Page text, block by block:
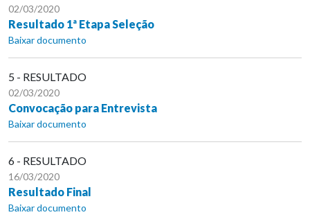
02/03/2020
Resultado 1ª Etapa Seleção
Baixar documento
5 - RESULTADO
02/03/2020
Convocação para Entrevista
Baixar documento
6 - RESULTADO
16/03/2020
Resultado Final
Baixar documento